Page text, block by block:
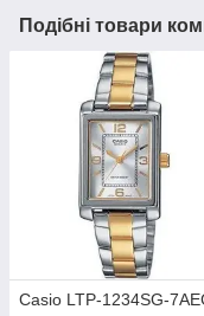
Подібні товари
Casio LTP-1234SG-